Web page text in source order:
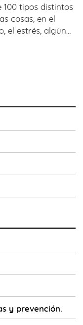
100 tipos distintos
cosas, en el
el estrés, algún…
y prevención.